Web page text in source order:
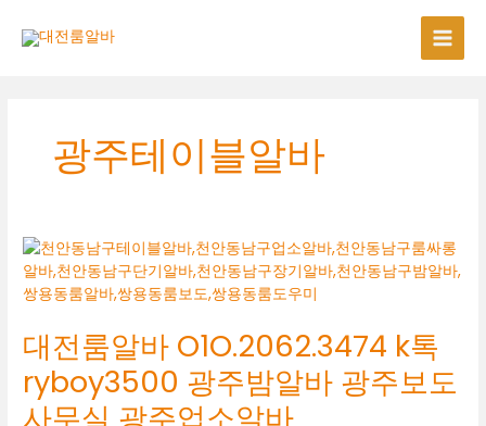
광주테이블알바
대전룸알바 O1O.2062.3474 k톡
ryboy3500 광주밤알바 광주보도
사무실 광주업소알바